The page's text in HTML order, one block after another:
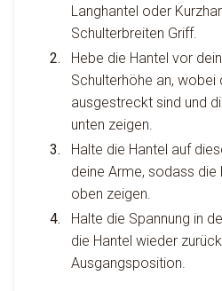
Langhantel oder
Schulterbreiten Griff.
Hebe die Hantel vor
Schulterhöhe an,
ausgestreckt sind und
unten zeigen.
Halte die Hantel auf
deine Arme, sodass die
oben zeigen.
Halte die Spannung in
die Hantel wieder
Ausgangsposition.